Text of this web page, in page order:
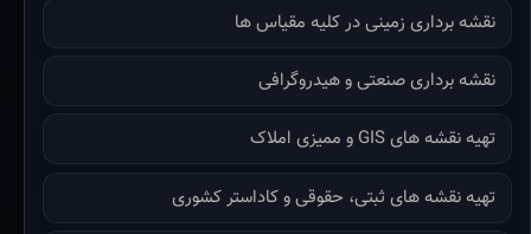
نقشه برداری زمینی در کلیه مقیاس ها
نقشه برداری صنعتی و هیدروگرافی
تهیه نقشه های GIS و ممیزی املاک
تهیه نقشه های ثبتی، حقوقی و کاداستر کشوری